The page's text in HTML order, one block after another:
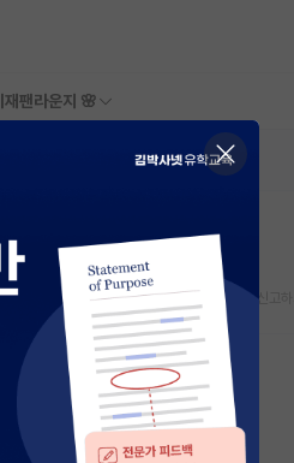
재팬라운지 🌸
스크랩 신고